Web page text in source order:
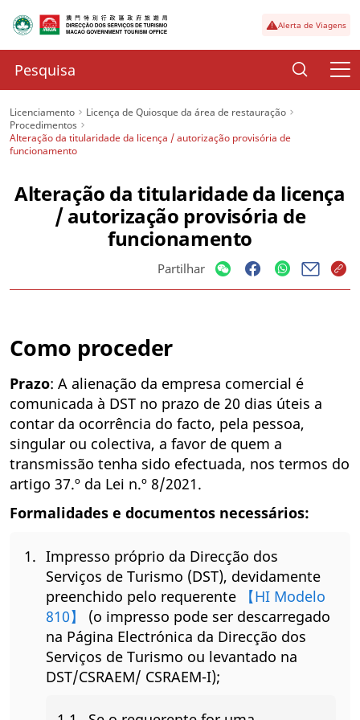
Alerta de Viagens
Licenciamento
Licença de Quiosque da área de restauração
Procedimentos
Alteração da titularidade da licença / autorização provisória de
funcionamento
Alteração da titularidade da licença
/ autorização provisória de
funcionamento
Partilhar
Como proceder
Prazo: A alienação da empresa comercial é
comunicada à DST no prazo de 20 dias úteis a
contar da ocorrência do facto, pela pessoa,
singular ou colectiva, a favor de quem a
transmissão tenha sido efectuada, nos termos do
artigo 37.º da Lei n.º 8/2021.
Formalidades e documentos necessários:
Impresso próprio da Direcção dos
Serviços de Turismo (DST), devidamente
preenchido pelo requerente
【HI Modelo
810】
(o impresso pode ser descarregado
na Página Electrónica da Direcção dos
Serviços de Turismo ou levantado na
DST/CSRAEM/ CSRAEM-I);